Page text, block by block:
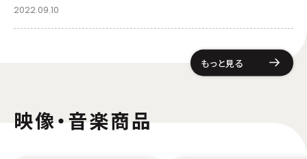
2022.09.10
もっと見る
映像・音楽商品